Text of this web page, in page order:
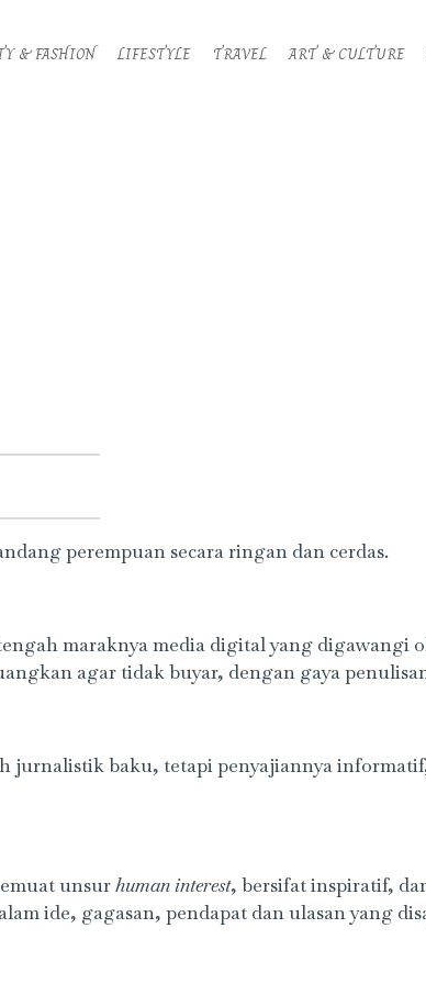
& FASHION LIFESTYLE TRAVEL ART & CULTURE
perempuan secara ringan dan cerdas.
maraknya media digital yang digawangi
agar tidak buyar, dengan gaya
jurnalistik baku, tetapi penyajiannya
unsurhuman interest, bersifat inspiratif,
ide, gagasan, pendapat dan ulasan yang